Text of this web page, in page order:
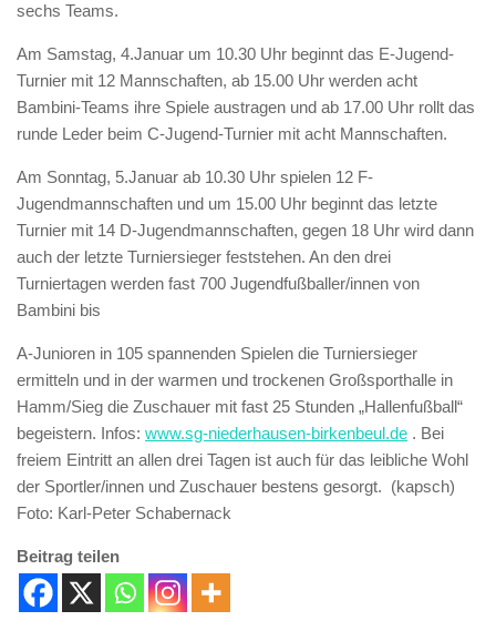
sechs Teams.
Am Samstag, 4.Januar um 10.30 Uhr beginnt das E-Jugend-
Turnier mit 12 Mannschaften, ab 15.00 Uhr werden acht
Bambini-Teams ihre Spiele austragen und ab 17.00 Uhr rollt das
runde Leder beim C-Jugend-Turnier mit acht Mannschaften.
Am Sonntag, 5.Januar ab 10.30 Uhr spielen 12 F-
Jugendmannschaften und um 15.00 Uhr beginnt das letzte
Turnier mit 14 D-Jugendmannschaften, gegen 18 Uhr wird dann
auch der letzte Turniersieger feststehen. An den drei
Turniertagen werden fast 700 Jugendfußballer/innen von
Bambini bis
A-Junioren in 105 spannenden Spielen die Turniersieger
ermitteln und in der warmen und trockenen Großsporthalle in
Hamm/Sieg die Zuschauer mit fast 25 Stunden „Hallenfußball“
begeistern. Infos: www.sg-niederhausen-birkenbeul.de . Bei
freiem Eintritt an allen drei Tagen ist auch für das leibliche Wohl
der Sportler/innen und Zuschauer bestens gesorgt. (kapsch)
Foto: Karl-Peter Schabernack
Beitrag teilen